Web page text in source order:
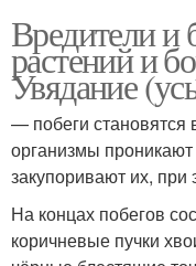
Вредители и
растений и
Увядание
— побеги
организмы
закупоривают их,
На концах побегов
коричневые пучки